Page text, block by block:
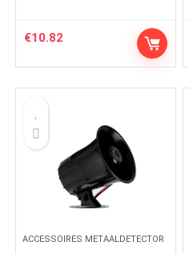
€10.82
ACCESSOIRES METAALDETECTOR